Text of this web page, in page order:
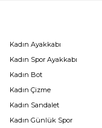
Kadın Ayakkabı
Kadın Spor Ayakkabı
Kadın Bot
Kadın Çizme
Kadın Sandalet
Kadın Günlük Spor